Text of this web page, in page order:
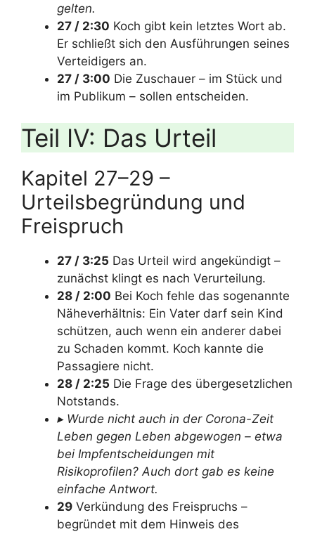
gelten.
27 / 2:30 Koch gibt kein letztes Wort ab.
Er schließt sich den Ausführungen seines
Verteidigers an.
27 / 3:00 Die Zuschauer – im Stück und
im Publikum – sollen entscheiden.
Teil IV: Das Urteil
Kapitel 27–29 –
Urteilsbegründung und
Freispruch
27 / 3:25 Das Urteil wird angekündigt –
zunächst klingt es nach Verurteilung.
28 / 2:00 Bei Koch fehle das sogenannte
Näheverhältnis: Ein Vater darf sein Kind
schützen, auch wenn ein anderer dabei
zu Schaden kommt. Koch kannte die
Passagiere nicht.
28 / 2:25 Die Frage des übergesetzlichen
Notstands.
▸ Wurde nicht auch in der Corona-Zeit
Leben gegen Leben abgewogen – etwa
bei Impfentscheidungen mit
Risikoprofilen? Auch dort gab es keine
einfache Antwort.
29 Verkündung des Freispruchs –
begründet mit dem Hinweis des